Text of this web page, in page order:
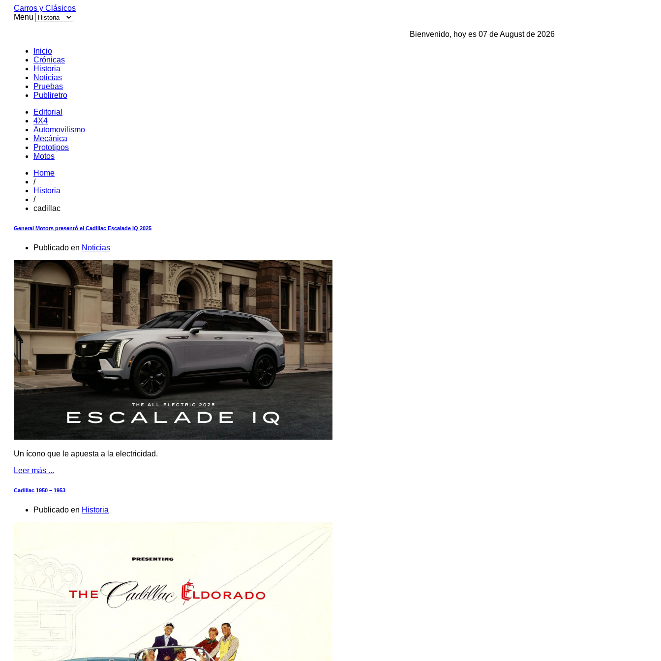
Carros y Clásicos
Menu
Bienvenido, hoy es 07 de August de 2026
Inicio
Crónicas
Historia
Noticias
Pruebas
Publiretro
Editorial
4X4
Automovilismo
Mecánica
Prototipos
Motos
Home
/
Historia
/
cadillac
General Motors presentó el Cadillac Escalade IQ 2025
Publicado en Noticias
Un ícono que le apuesta a la electricidad.
Leer más ...
Cadillac 1950 – 1953
Publicado en Historia